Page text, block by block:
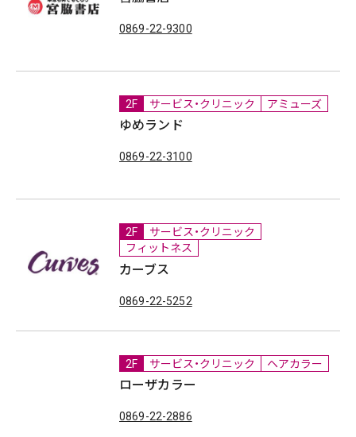
0869-22-9300
2F サービス・クリニック アミューズ
ゆめランド
0869-22-3100
2F
サービス・クリニック
フィットネス
カーブス
0869-22-5252
2F サービス・クリニック ヘアカラー
ローザカラー
0869-22-2886